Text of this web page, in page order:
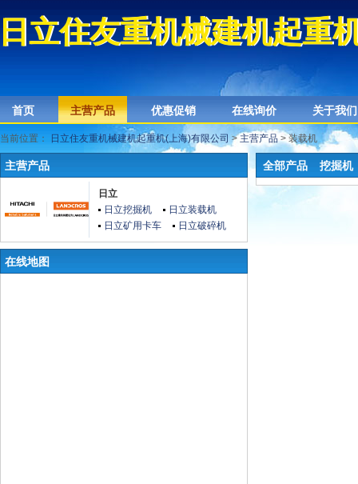
日立住友重机械建机起重
立住友重机械建机起重
首页 主营产品 优惠促销 在线询价 关于我们
当前位置： 日立住友重机械建机起重机(上海)有限公司 >主营产品> 装载机
全部产品 挖掘机
主营产品
日立
日立挖掘机
日立装载机
日立矿用卡车
日立破碎机
在线地图